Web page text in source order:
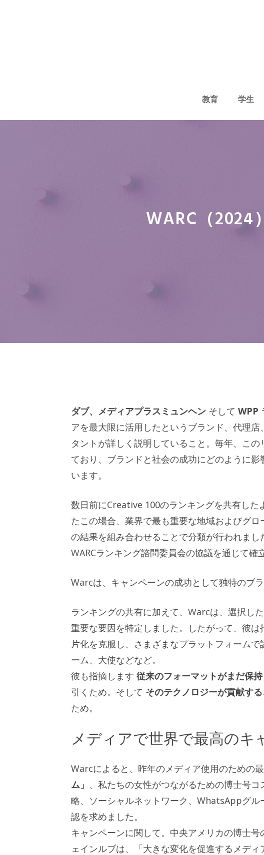
キ
教育 学生
WARC（
ダブ、メディアプラスミュンヘン そして WPP
アを最大限に活用したというブランド、代理店
タントが詳しく説明していること。毎年、こ
ており、ブランドと社会の成功にどのように
います。
数日前にCreative 100のランキングを共有し
たこの場合、業界で最も重要な地域およびグ
の結果を組み合わせることで分類が行われま
WARCランキング諮問委員会の協議を通じて確
Warcは、キャンペーンの成功として独特のブ
ランキングの共有に加えて、Warcは、選択し
重要な要因を特定しました。したがって、彼は
片化を克服し、さまざまなプラットフォーム
ーム、大使などなど。
彼も指摘します 従来のフォーマットがまだ保持
引くため。そして そのテクノロジーが貢献す
ため。
メディアで世界で最高のキ
Warcによると、昨年のメディア使用のための
ム」 、私たちの女性がつながるための博士号
略、ソーシャルネットワーク、WhatsAppグ
認を求めました。
キャンペーンに関して。中央アメリカの博士
ェインルブは、「大きな変化を促進するメディ